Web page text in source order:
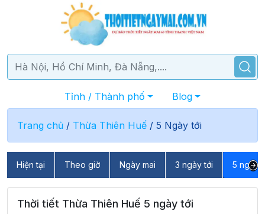
Tỉnh / Thành phố Blog
Trang chủ / Thừa Thiên Huế / 5 Ngày tới
Hiện tại Theo giờ Ngày mai 3 ngày tới 5 ngày
Thời tiết Thừa Thiên Huế 5 ngày tới